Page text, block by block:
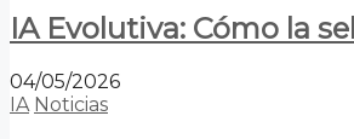
IA Evolutiva: Cómo la
04/05/2026
IA Noticias